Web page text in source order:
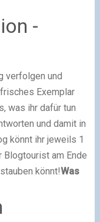
-
verfolgen und
Exemplar
was ihr dafür tun
und damit in
könnt ihr jeweils 1
am Ende
könnt!Was